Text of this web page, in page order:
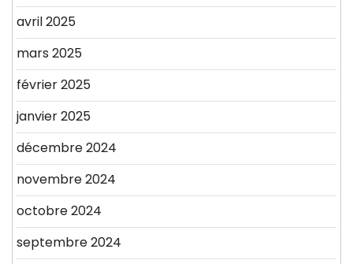
avril 2025
mars 2025
février 2025
janvier 2025
décembre 2024
novembre 2024
octobre 2024
septembre 2024